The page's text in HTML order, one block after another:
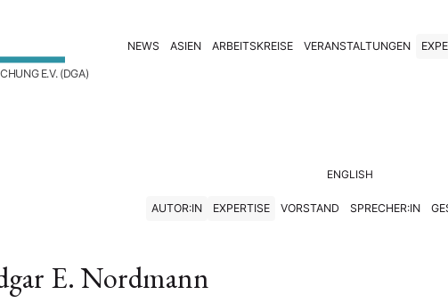
E.V. (DGA)
NEWS ASIEN ARBEITSKREISE VERANSTALTUNGEN
ENGLISH
AUTOR:IN EXPERTISE VORSTAND SPRECHER:IN
E. Nordmann